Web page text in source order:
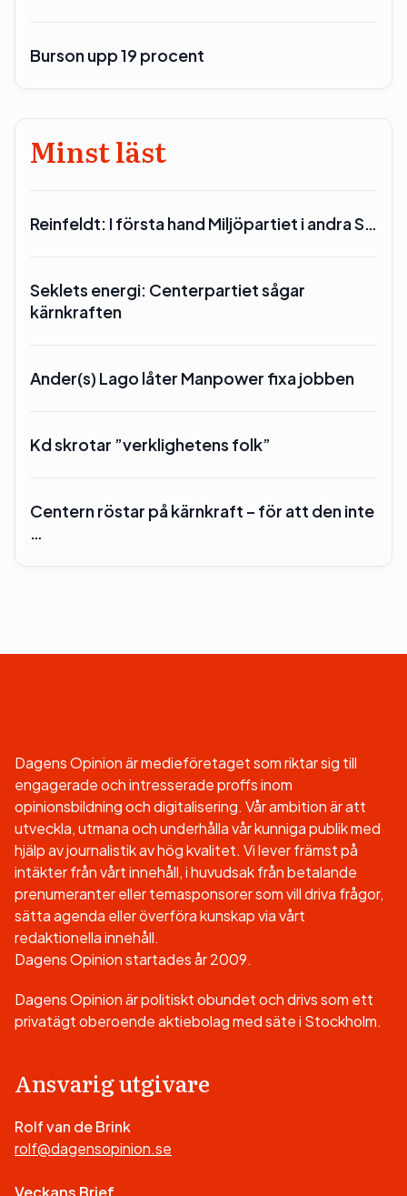
Burson upp 19 procent
Minst läst
Reinfeldt: I första hand Miljöpartiet i andra S…
Seklets energi: Centerpartiet sågar
kärnkraften
Ander(s) Lago låter Manpower fixa jobben
Kd skrotar ”verklighetens folk”
Centern röstar på kärnkraft – för att den inte
…
Dagens Opinion är medieföretaget som riktar sig till
engagerade och intresserade proffs inom
opinionsbildning och digitalisering. Vår ambition är att
utveckla, utmana och underhålla vår kunniga publik med
hjälp av journalistik av hög kvalitet. Vi lever främst på
intäkter från vårt innehåll, i huvudsak från betalande
prenumeranter eller temasponsorer som vill driva frågor,
sätta agenda eller överföra kunskap via vårt
redaktionella innehåll.
Dagens Opinion startades år 2009.
Dagens Opinion är politiskt obundet och drivs som ett
privatägt oberoende aktiebolag med säte i Stockholm.
Ansvarig utgivare
Rolf van de Brink
rolf@dagensopinion.se
Veckans Brief